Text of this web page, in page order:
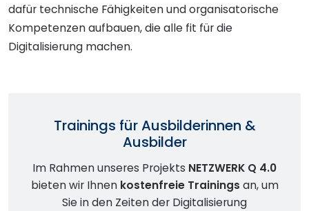
dafür technische Fähigkeiten und organisatorische
Kompetenzen aufbauen, die alle fit für die
Digitalisierung machen.
Trainings für Ausbilderinnen &
Ausbilder
Im Rahmen unseres Projekts NETZWERK Q 4.0
bieten wir Ihnen kostenfreie Trainings an, um
Sie in den Zeiten der Digitalisierung